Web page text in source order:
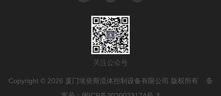
关注公众号
Copyright © 2026 厦门埃癸斯流体控制设备有限公司 版权所有 备